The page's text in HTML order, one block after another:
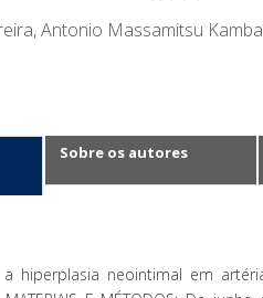
Antonio Massamitsu
Sobre os autores
a hiperplasia neointimal em